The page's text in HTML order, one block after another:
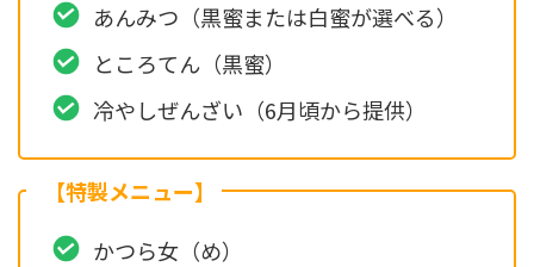
あんみつ（黒蜜または白蜜が選べる）
ところてん（黒蜜）
冷やしぜんざい（6月頃から提供）
【特製メニュー】
かつら女（め）